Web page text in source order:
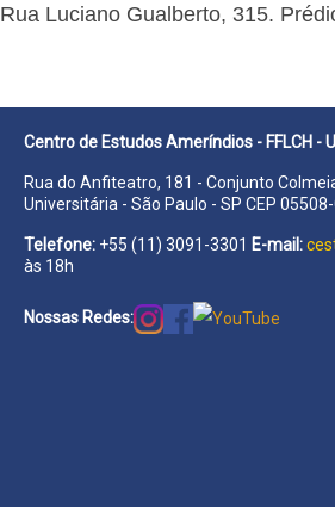
Rua Luciano Gualberto, 315.
Centro de Estudos Ameríndios - FFLCH -
Rua do Anfiteatro, 181 - Conjunto
Universitária - São Paulo - SP CEP
Telefone: +55 (11) 3091-3301 E-mail:
às 18h
Nossas Redes: